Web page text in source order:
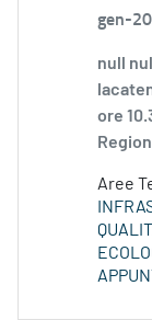
gen-
null
ore
Aree